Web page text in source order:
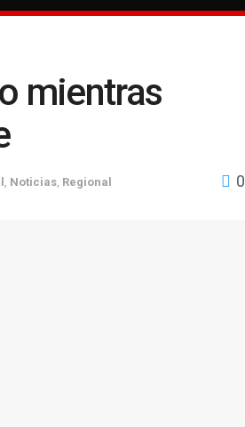
mientras
Noticias Regional 0